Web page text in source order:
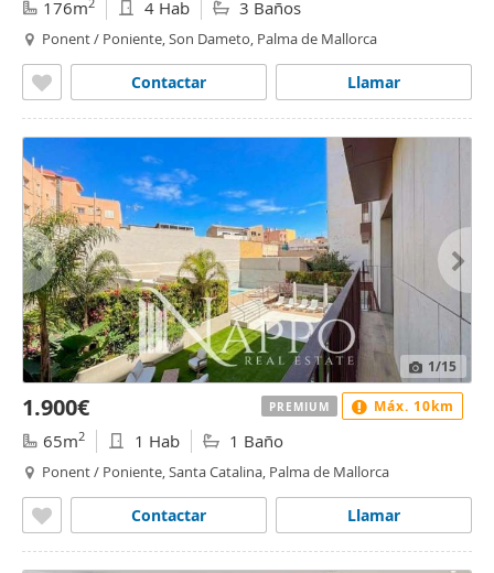
176m 4 Hab 3 Baños
Ponent / Poniente, Son Dameto, Palma de Mallorca
Llamar
Contactar
1/15
1.900€
65m2 1 Hab 1 Baño
Ponent / Poniente, Santa Catalina, Palma de Mallorca
Llamar
Contactar
PREMIUM Máx. 10km